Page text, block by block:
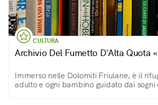
CULTURA
Archivio Del Fumetto D'Alta Quota
Immerso nelle Dolomiti Friulane, è il
adulto e ogni bambino guidato dai sogni